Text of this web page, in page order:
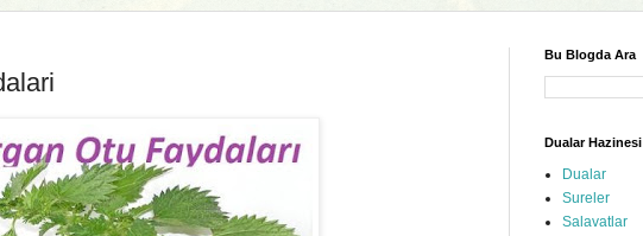
Bu Blogda Ara
Dualar Hazinesi
Dualar
Sureler
Salavatlar